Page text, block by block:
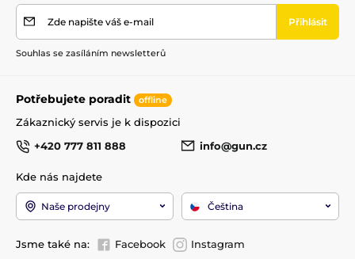
Zde napište váš e-mail Přihlásit
Souhlas se zasíláním newsletterů
Potřebujete poradit offline
Zákaznický servis je k dispozici
+420 777 811 888
info@gun.cz
Kde nás najdete
Naše prodejny Čeština
Jsme také na: Facebook Instagram